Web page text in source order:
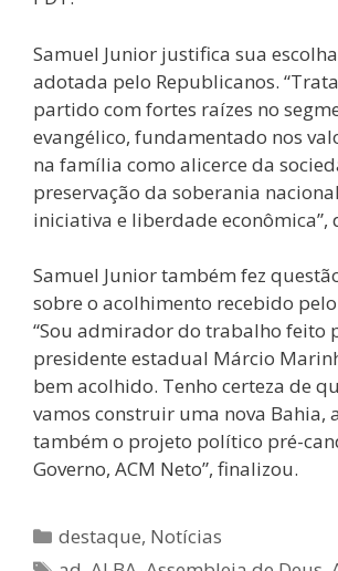
Samuel Junior justifica sua
adotada pelo Republicanos.
partido com fortes raízes no
evangélico, fundamentado nos
na família como alicerce da
preservação da soberania
iniciativa e liberdade econômica”,
Samuel Junior também fez
sobre o acolhimento recebido
“Sou admirador do trabalho feito
presidente estadual Márcio
bem acolhido. Tenho certeza de
vamos construir uma nova Bahia,
também o projeto político pré-
Governo, ACM Neto”, finalizou.
destaque, Notícias